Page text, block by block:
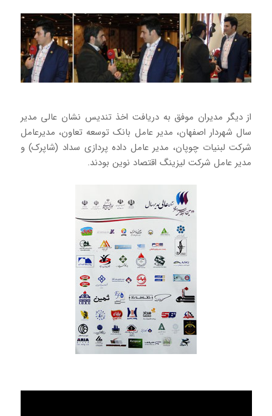
از دیگر مدیران موفق به دریافت اخذ تندیس نشان عالی مدیر
سال شهردار اصفهان، مدیر عامل بانک توسعه تعاون، مدیرعامل
شرکت لبنیات چوپان، مدیر عامل داده پردازی سداد (شاپرک) و
مدیر عامل شرکت لیزینگ اقتصاد نوین بودند.